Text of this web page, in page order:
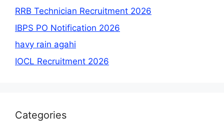
RRB Technician Recruitment 2026
IBPS PO Notification 2026
havy rain agahi
IOCL Recruitment 2026
Categories